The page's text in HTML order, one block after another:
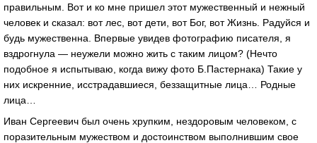
правильным. Вот и ко мне пришел этот мужественный и нежный
человек и сказал: вот лес, вот дети, вот Бог, вот Жизнь. Радуйся и
будь мужественна. Впервые увидев фотографию писателя, я
вздрогнула — неужели можно жить с таким лицом? (Нечто
подобное я испытываю, когда вижу фото Б.Пастернака) Такие у
них искренние, исстрадавшиеся, беззащитные лица… Родные
лица…
Иван Сергеевич был очень хрупким, нездоровым человеком, с
поразительным мужеством и достоинством выполнившим свое